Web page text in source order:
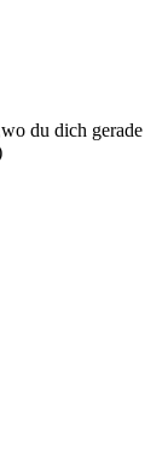
du dich gerade